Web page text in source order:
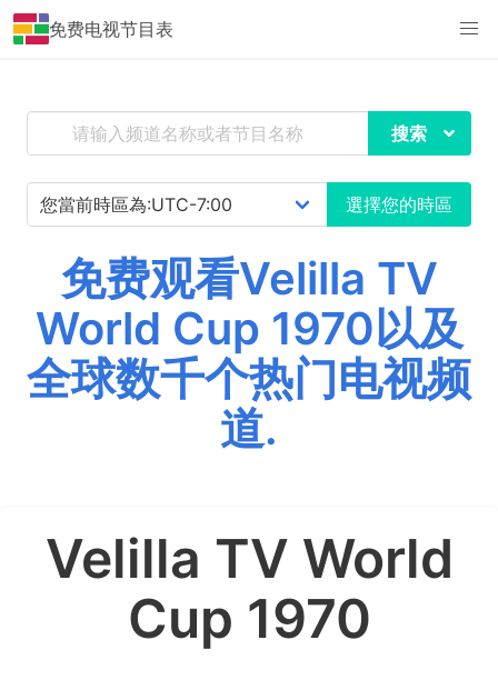
免费电视节目表
搜索
選擇您的時區
免费观看Velilla TV
World Cup 1970以及
全球数千个热门电视频
道.
Velilla TV World
Cup 1970